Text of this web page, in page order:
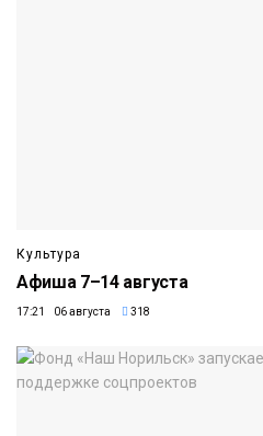
Культура
Афиша 7–14 августа
17:21 06 августа 318